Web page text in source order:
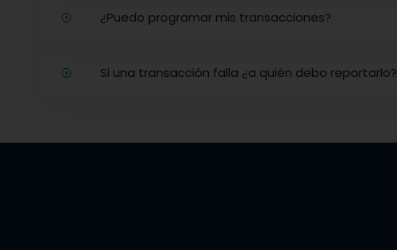
¿Puedo programar mis transacciones?
Si una transacción falla ¿a quién debo reportarlo?